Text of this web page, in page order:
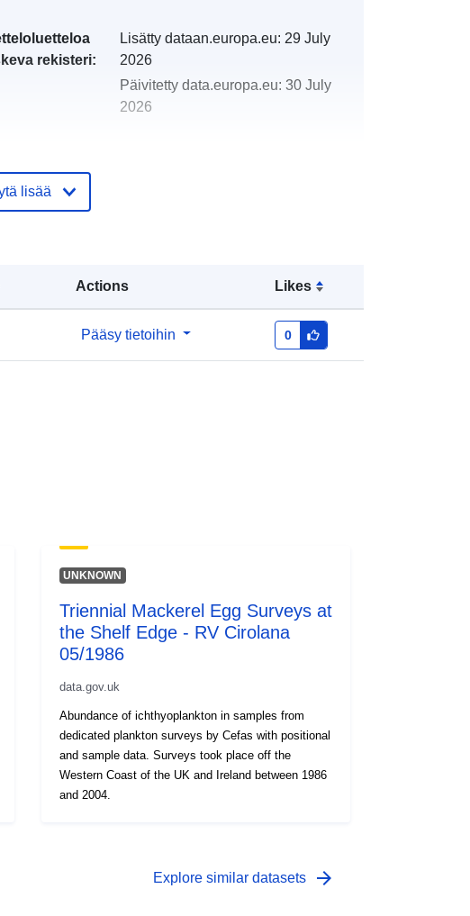
Actions Likes
Pääsy tietoihin 0
rekisteri:
Lisätty dataan.europa.eu: 29 July
2026
Päivitetty data.europa.eu: 30 July
2026
lisää
UNKNOWN
Triennial Mackerel Egg Surveys at
the Shelf Edge - RV Cirolana
05/1986
data.gov.uk
Abundance of ichthyoplankton in samples from
dedicated plankton surveys by Cefas with positional
and sample data. Surveys took place off the
Western Coast of the UK and Ireland between 1986
and 2004.
Explore similar datasets arrow_forward